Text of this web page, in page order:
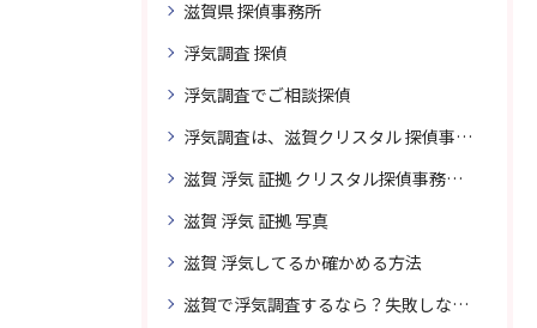
滋賀県 探偵事務所
浮気調査 探偵
浮気調査でご相談探偵
浮気調査は、滋賀クリスタル 探偵事務所はご相談
滋賀 浮気 証拠 クリスタル探偵事務所 相談 無料
滋賀 浮気 証拠 写真
滋賀 浮気してるか確かめる方法
滋賀で浮気調査するなら？失敗しない探偵の選び方